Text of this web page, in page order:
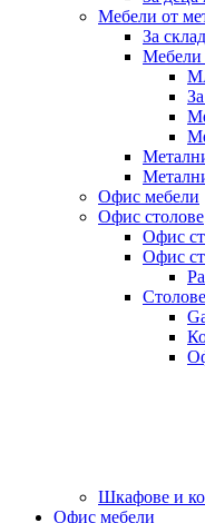
Мебели от
За
Мебели
Офис мебели
Офис столове
Офис
Офис
Столове
Шкафове и
Офис мебели